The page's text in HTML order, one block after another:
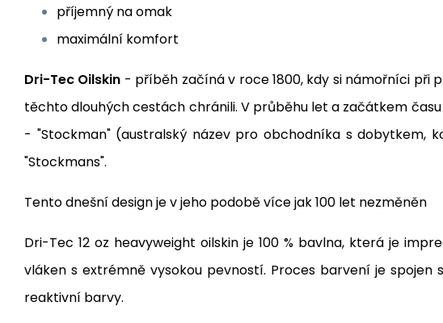
příjemný na omak
maximální komfort
Dri-Tec Oilskin - příběh začíná v roce 1800, kdy si námořníci při
těchto dlouhých cestách chránili. V průběhu let a začátkem
- "Stockman" (australský název pro obchodníka s dobytkem,
"Stockmans".
Tento dnešní design je v jeho podobě více jak 100 let nezměněn
Dri-Tec 12 oz heavyweight oilskin je 100 % bavlna, která je
vláken s extrémně vysokou pevností. Proces barvení je
reaktivní barvy.